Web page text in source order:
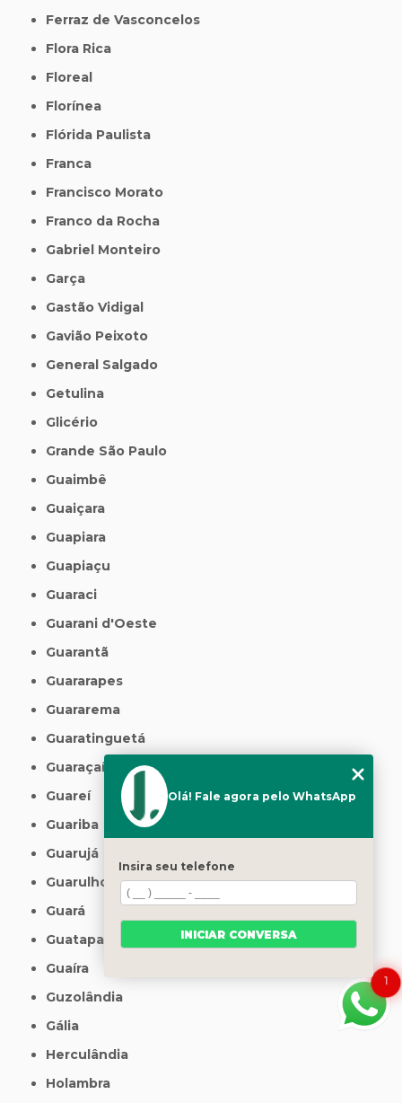
Ferraz de Vasconcelos
Flora Rica
Floreal
Florínea
Flórida Paulista
Franca
Francisco Morato
Franco da Rocha
Gabriel Monteiro
Garça
Gastão Vidigal
Gavião Peixoto
General Salgado
Getulina
Glicério
Grande São Paulo
Guaimbê
Guaiçara
Guapiara
Guapiaçu
Guaraci
Guarani d'Oeste
Guarantã
Guararapes
Guararema
Guaratinguetá
Guaraçaí
Guareí
Guariba
Guarujá
Guarulhos
Guará
Guatapará
Guaíra
Guzolândia
Gália
Herculândia
Holambra
1
Olá! Fale agora pelo WhatsApp
Insira seu telefone
INICIAR CONVERSA